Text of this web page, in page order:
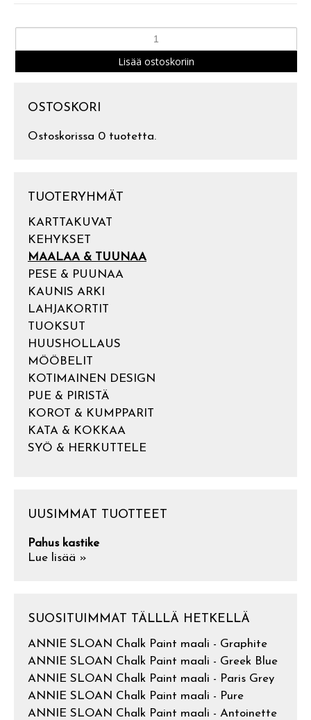
OSTOSKORI
Ostoskorissa 0 tuotetta.
TUOTERYHMÄT
KARTTAKUVAT
KEHYKSET
MAALAA & TUUNAA
PESE & PUUNAA
KAUNIS ARKI
LAHJAKORTIT
TUOKSUT
HUUSHOLLAUS
MÖÖBELIT
KOTIMAINEN DESIGN
PUE & PIRISTÄ
KOROT & KUMPPARIT
KATA & KOKKAA
SYÖ & HERKUTTELE
UUSIMMAT TUOTTEET
Pahus kastike
Lue lisää »
SUOSITUIMMAT TÄLLLÄ HETKELLÄ
ANNIE SLOAN Chalk Paint maali - Graphite
ANNIE SLOAN Chalk Paint maali - Greek Blue
ANNIE SLOAN Chalk Paint maali - Paris Grey
ANNIE SLOAN Chalk Paint maali - Pure
ANNIE SLOAN Chalk Paint maali - Antoinette